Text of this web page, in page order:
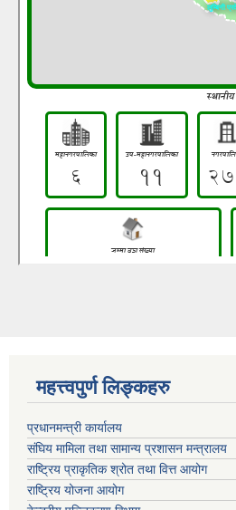
महत्त्वपुर्ण लिङ्कहरु
प्रधानमन्त्री कार्यालय
संघिय मामिला तथा सामान्य प्रशासन मन्त्रालय
राष्ट्रिय प्राकृतिक श्रोत तथा वित्त आयोग
राष्ट्रिय योजना आयोग